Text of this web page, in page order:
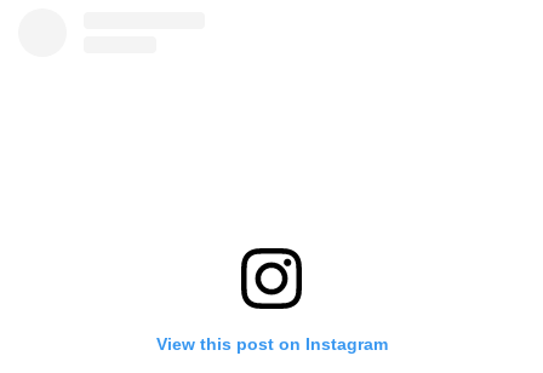
View this post on Instagram